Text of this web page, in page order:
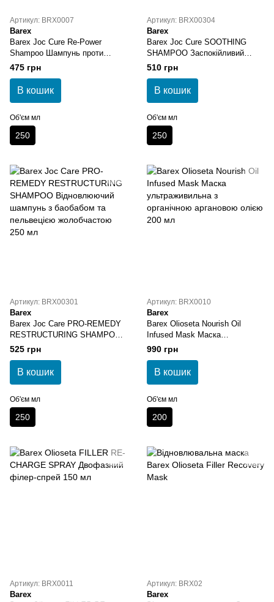
Артикул: BRX0007
Barex
Barex Joc Cure Re-Power
Shampoo Шампунь проти
випадіння волосся 250 мл
475 грн
В кошик
Об'єм мл
250
Артикул: BRX00304
Barex
Barex Joc Cure SOOTHING
SHAMPOO Заспокійливий
шампунь із екстрактом жолуду
черешкового дуба 250 мл
510 грн
В кошик
Об'єм мл
250
Артикул: BRX00301
Barex
Barex Joc Care PRO-REMEDY
RESTRUCTURING SHAMPOO
Відновлюючий шампунь з
баобабом та пельвецією
жолобчастою 250 мл
525 грн
В кошик
Об'єм мл
250
Артикул: BRX0010
Barex
Barex Olioseta Nourish Oil
Infused Mask Маска
ультраживильна з органічною
аргановою олією 200 мл
990 грн
В кошик
Об'єм мл
200
Артикул: BRX0011
Barex
Артикул: BRX02
Barex